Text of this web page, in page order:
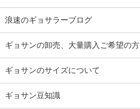
浪速のギョサラーブログ
ギョサンの卸売、大量購入ご希望の方
ギョサンのサイズについて
ギョサン豆知識